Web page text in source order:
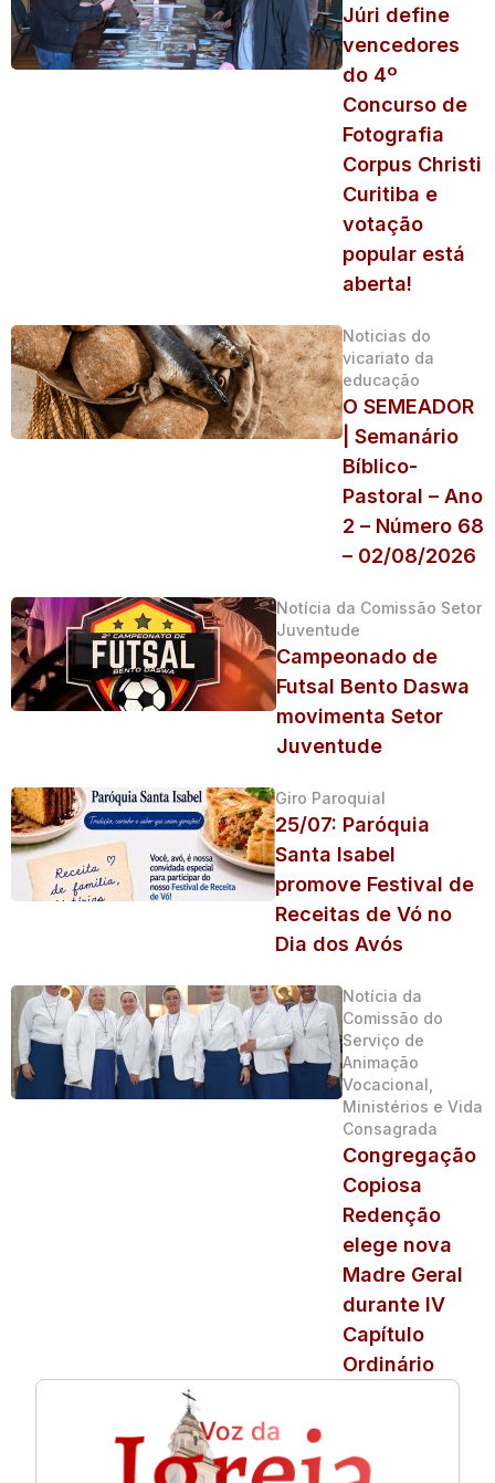
Júri define
vencedores
do 4º
Concurso de
Fotografia
Corpus Christi
Curitiba e
votação
popular está
aberta!
Noticias do
vicariato da
educação
O SEMEADOR
| Semanário
Bíblico-
Pastoral – Ano
2 – Número 68
– 02/08/2026
Notícia da Comissão Setor
Juventude
Campeonado de
Futsal Bento Daswa
movimenta Setor
Juventude
Giro Paroquial
25/07: Paróquia
Santa Isabel
promove Festival de
Receitas de Vó no
Dia dos Avós
Notícia da
Comissão do
Serviço de
Animação
Vocacional,
Ministérios e Vida
Consagrada
Congregação
Copiosa
Redenção
elege nova
Madre Geral
durante IV
Capítulo
Ordinário